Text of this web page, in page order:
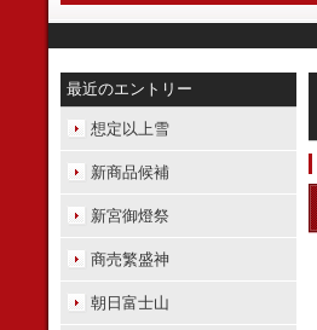
最近のエントリー
想定以上雪
新商品候補
新宮御燈祭
商売繁盛神
朝日富士山